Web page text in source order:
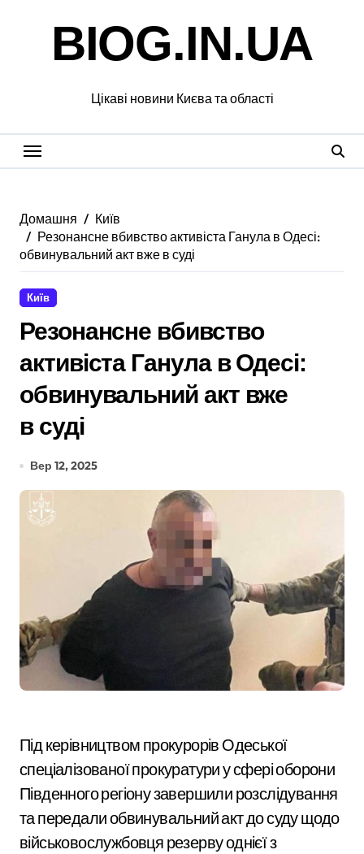
BIOG.IN.UA
Цікаві новини Києва та області
Домашня
Київ
Резонансне вбивство активіста Ганула в Одесі:
обвинувальний акт вже в суді
Київ
Резонансне вбивство
активіста Ганула в Одесі:
обвинувальний акт вже
в суді
Вер 12, 2025
Під керівництвом прокурорів Одеської
спеціалізованої прокуратури у сфері оборони
Південного регіону завершили розслідування
та передали обвинувальний акт до суду щодо
військовослужбовця резерву однієї з